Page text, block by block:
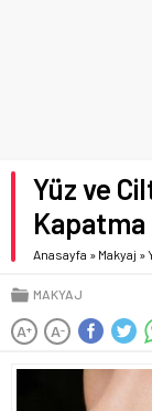
Yüz ve
Kapatma
Anasayfa » Makyaj »
MAKYAJ
A+ A-